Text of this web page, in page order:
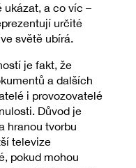
ukázat, a co víc –
určité
světě ubírá.
je fakt, že
a dalších
i provozovatelé
Důvod je
hranou tvorbu
televize
pokud mohou